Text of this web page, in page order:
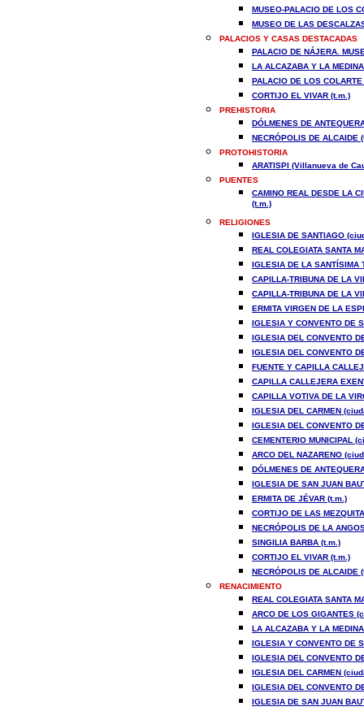
MUSEO-PALACIO DE LOS
MUSEO DE LAS
PALACIOS Y CASAS DESTACADAS
PALACIO DE NÁJERA.
LA ALCAZABA Y LA
PALACIO DE LOS
CORTIJO EL VIVAR (t.m.)
PREHISTORIA
DÓLMENES DE
NECRÓPOLIS DE ALCAIDE
PROTOHISTORIA
ARATISPI (Villanueva de
PUENTES
CAMINO REAL DESDE LA
(t.m.)
RELIGIONES
IGLESIA DE SANTIAGO
REAL COLEGIATA SANTA
IGLESIA DE LA SANTÍSIMA
CAPILLA-TRIBUNA DE LA
CAPILLA-TRIBUNA DE LA
ERMITA VIRGEN DE LA
IGLESIA Y CONVENTO DE
IGLESIA DEL CONVENTO
IGLESIA DEL CONVENTO
FUENTE Y CAPILLA
CAPILLA CALLEJERA
CAPILLA VOTIVA DE LA
IGLESIA DEL CARMEN
IGLESIA DEL CONVENTO
CEMENTERIO MUNICIPAL
ARCO DEL NAZARENO
DÓLMENES DE
IGLESIA DE SAN JUAN
ERMITA DE JÉVAR (t.m.)
CORTIJO DE LAS
NECRÓPOLIS DE LA
SINGILIA BARBA (t.m.)
CORTIJO EL VIVAR (t.m.)
NECRÓPOLIS DE ALCAIDE
RENACIMIENTO
REAL COLEGIATA SANTA
ARCO DE LOS GIGANTES
LA ALCAZABA Y LA
IGLESIA Y CONVENTO DE
IGLESIA DEL CONVENTO
IGLESIA DEL CARMEN
IGLESIA DEL CONVENTO
IGLESIA DE SAN JUAN